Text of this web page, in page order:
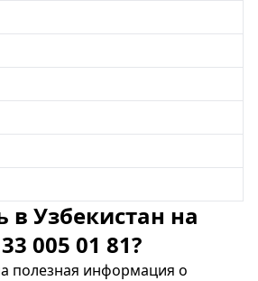
в Узбекистан на
005 01 81?
полезная информация о